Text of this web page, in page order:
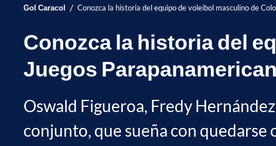
Gol Caracol / Conozca la historia del equipo de voleibol masculino de
Conozca la historia del
Juegos
Oswald Figueroa, Fredy
conjunto, que sueña con quedarse